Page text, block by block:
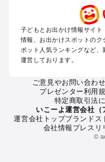
関西のプールおでかけ
中国･四国のプールおでかけ
九州･沖縄のプールおでかけ
定番お出かけスポット
牧場
子どもとお出かけ情報サイ
情報、お出かけスポットの
ポット人気ランキングなど、
運営しております。
ご意見やお問い合わ
プレゼンター利用
特定商取引法
いこーよ運営会社（
運営会社トップブランドス
会社情報プレスリ
©